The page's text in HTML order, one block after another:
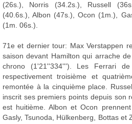
(26s.), Norris (34.2s.), Russell
(40.6s.), Albon (47s.), Ocon (1m.),
(1m. 06s.).
71e et dernier tour: Max Verstappen
saison devant Hamilton qui arrache
chrono (1'21''334'''). Les Ferrari
respectivement troisième et
remontée à la cinquième place.
inscrit ses premiers points depuis son
est huitième. Albon et Ocon
Gasly, Tsunoda, Hülkenberg, Bottas et